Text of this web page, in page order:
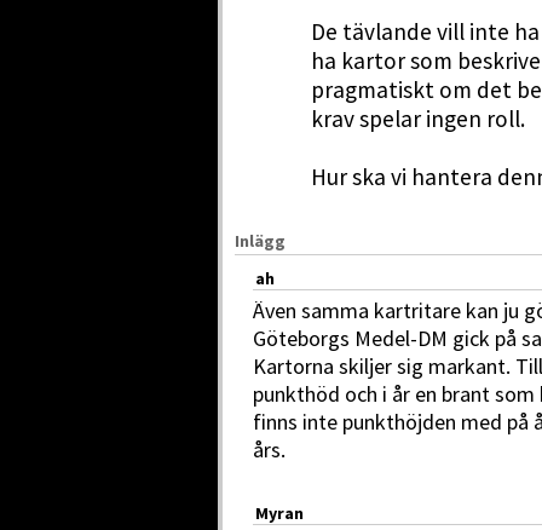
De tävlande vill inte
ha kartor som
pragmatiskt om det
krav spelar ingen roll.
Hur ska vi hantera
Inlägg
ah
Även samma kartritare kan ju
Göteborgs Medel-DM gick på
Kartorna skiljer sig markant.
punkthöd och i år en brant
finns inte punkthöjden med på
års.
Myran